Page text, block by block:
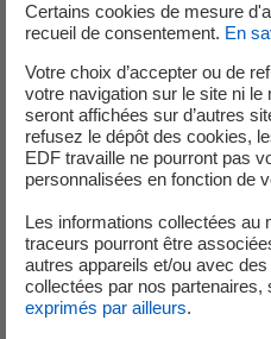
techniques d’exploitation
réacteurs du palier
visite décennale.
Les spécifications
les conditions de
nucléaire et listent
la maîtrise des fonctions de
Le 4èmeréexamen
40 ans de fonctionnement
Certains cookies de mesure
recueil de consentement. En
Votre choix d’accepter ou de
votre navigation sur le site ni
seront affichées sur d’autres
refusez le dépôt des cookies,
EDF travaille ne pourront pas
personnalisées en fonction de
Les informations collectées au
traceurs pourront être
autres appareils et/ou avec
collectées par nos partenaires,
exprimés par ailleurs.